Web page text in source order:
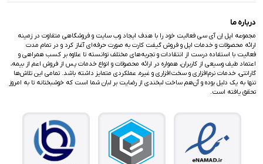
درباره ما
مجموعه اپل اِن آی سی فعالیت خود را با هدف ایجاد وب سایت و فروشگاهی متفاوت در زمینه
ارائه محصولات و خدمات اپل و فروش گیفت کارت به صورت حرفه‌ای آغاز کرد و در تمام مدت
فعالیت با استفاده درست از انتقادات و تجربه‌های مختلف توانسته تا علاوه بر کسب همراهی و
اعتماد طیف وسیعی از کاربران، همواره در ارائه محصولات و انواع خدمات پس از فروش اعم از بیمه،
گارانتی، خدمات نرم‌افزاری و سخت‌افزاری و غیره، عملکردی متمایز داشته باشد. تمامی این تلاش‌ها
تنها به یک دلیل بوده و آن‌هم ساخت لبخندی از رضایت بر لبان شما است که خوشبختانه تا به امروز
تحقق یافته است.